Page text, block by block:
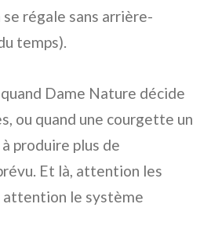
se régale sans arrière-
temps).
Dame Nature décide
ou quand une courgette un
produire plus de
Et là, attention les
le système